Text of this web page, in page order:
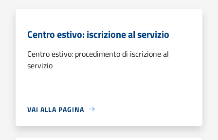
Centro estivo: iscrizione al servizio
Centro estivo: procedimento di iscrizione al
servizio
VAI ALLA PAGINA